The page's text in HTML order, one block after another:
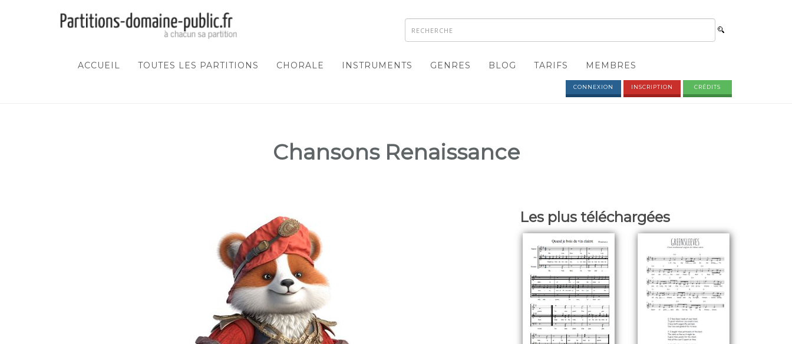
ACCUEIL TOUTES LES PARTITIONS CHORALE INSTRUMENTS GENRES BLOG TARIFS MEMBRES
CONNEXION INSCRIPTION CRÉDITS
Chansons Renaissance
Les plus téléchargées